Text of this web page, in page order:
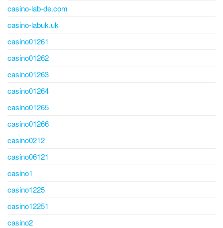
casino-lab-de.com
casino-labuk.uk
casino01261
casino01262
casino01263
casino01264
casino01265
casino01266
casino0212
casino06121
casino1
casino1225
casino12251
casino2